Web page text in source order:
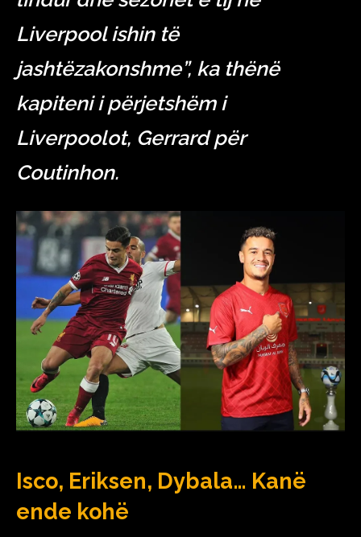
Liverpool ishin të
jashtëzakonshme”, ka thënë
kapiteni i përjetshëm i
Liverpoolot, Gerrard për
Coutinhon.
Isco, Eriksen, Dybala… Kanë
ende kohë